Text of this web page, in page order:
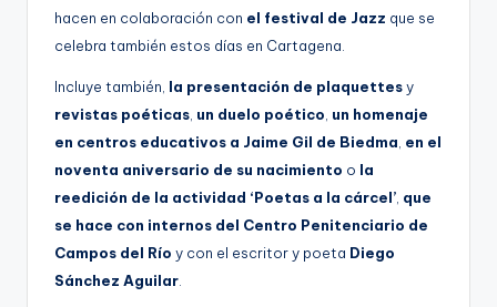
hacen en colaboración con el festival de Jazz que se
celebra también estos días en Cartagena.
Incluye también, la presentación de plaquettesy
revistas poéticas un duelo poético un homenaje
en centros educativos a Jaime Gil de Biedma en el
noventa aniversario de su nacimiento o la
reedición de la actividad ‘Poetas a la cárcel’ que
se hace con internos del Centro Penitenciario de
Campos del Río y con el escritor y poeta Diego
Sánchez Aguilar